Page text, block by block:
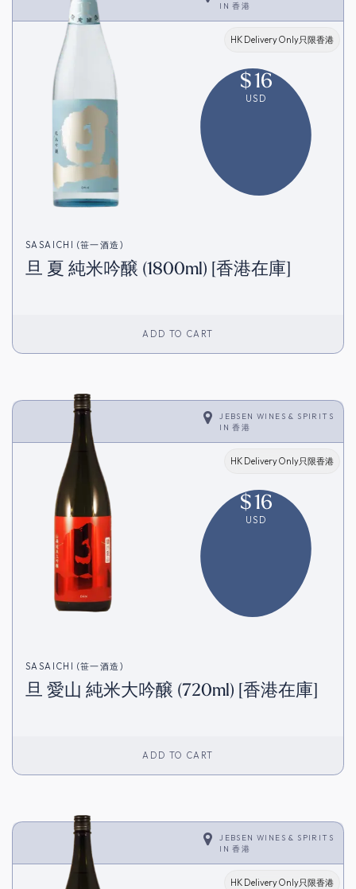
IN香港
HK Delivery Only只限香港
$16
USD
SASAICHI (笹一酒造)
旦 夏 純米吟醸 (1800ml) [香港在庫]
ADD TO CART
JEBSEN WINES & SPIRITS
IN香港
HK Delivery Only只限香港
$16
USD
SASAICHI (笹一酒造)
旦 愛山 純米大吟醸 (720ml) [香港在庫]
ADD TO CART
JEBSEN WINES & SPIRITS
IN香港
HK Delivery Only只限香港